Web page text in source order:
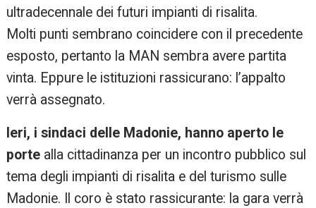
ultradecennale dei futuri impianti di risalita.
Molti punti sembrano coincidere con il precedente
esposto, pertanto la MAN sembra avere partita
vinta. Eppure le istituzioni rassicurano: l’appalto
verrà assegnato.
Ieri, i sindaci delle Madonie, hanno aperto le
porte alla cittadinanza per un incontro pubblico sul
tema degli impianti di risalita e del turismo sulle
Madonie. Il coro è stato rassicurante: la gara verrà